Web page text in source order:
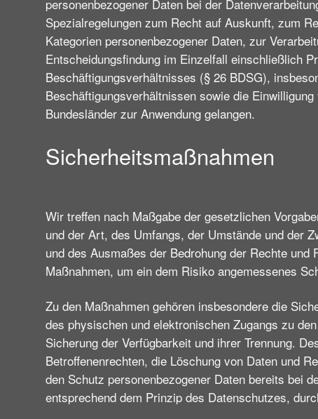
personenbezogener Daten bei der
Spezialregelungen zum Recht auf Auskunft, zum
Kategorien personenbezogener Daten, zur
Entscheidungsfindung im Einzelfall einschließlich
Beschäftigungsverhältnisses (§ 26 BDSG),
Beschäftigungsverhältnissen sowie die
Bundesländer zur Anwendung gelangen.
Sicherheitsmaßnahmen
Wir treffen nach Maßgabe der gesetzlichen
und der Art, des Umfangs, der Umstände und der
und des Ausmaßes der Bedrohung der Rechte
Maßnahmen, um ein dem Risiko angemessenes
Zu den Maßnahmen gehören insbesondere die
des physischen und elektronischen Zugangs zu
Sicherung der Verfügbarkeit und ihrer Trennung.
Betroffenenrechten, die Löschung von Daten und
den Schutz personenbezogener Daten bereits bei
entsprechend dem Prinzip des Datenschutzes,